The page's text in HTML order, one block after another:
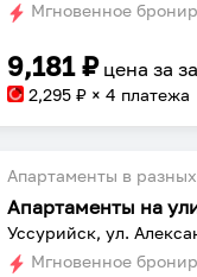
Мгновенное
9,181₽ цена за
2,295 ₽ × 4 платежа
Апартаменты в
Уссурийск, ул.
Мгновенное